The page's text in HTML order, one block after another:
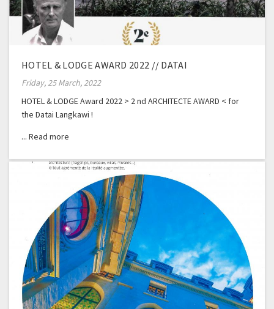
HOTEL & LODGE AWARD 2022 // DATAI
Friday, 25 March, 2022
HOTEL & LODGE Award 2022 > 2 nd ARCHITECTE AWARD < for
the Datai Langkawi !